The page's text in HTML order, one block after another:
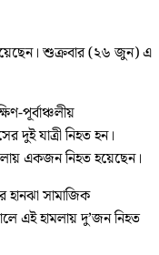
শুক্রবার (২৬ জুন) এ
পূর্বাঞ্চলীয়
দুই যাত্রী নিহত হন।
একজন নিহত হয়েছেন।
হানঝা সামাজিক
এই হামলায় দু’জন নিহত